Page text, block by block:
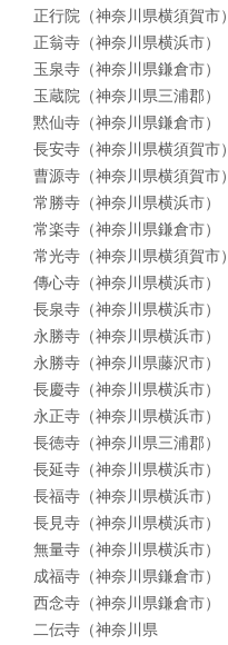
正行院（神奈川県横須賀市）
正翁寺（神奈川県横浜市）
玉泉寺（神奈川県鎌倉市）
玉蔵院（神奈川県三浦郡）
黙仙寺（神奈川県鎌倉市）
長安寺（神奈川県横須賀市）
曹源寺（神奈川県横須賀市）
常勝寺（神奈川県横浜市）
常楽寺（神奈川県鎌倉市）
常光寺（神奈川県横須賀市）
傳心寺（神奈川県横浜市）
長泉寺（神奈川県横浜市）
永勝寺（神奈川県横浜市）
永勝寺（神奈川県藤沢市）
長慶寺（神奈川県横浜市）
永正寺（神奈川県横浜市）
長徳寺（神奈川県三浦郡）
長延寺（神奈川県横浜市）
長福寺（神奈川県横浜市）
長見寺（神奈川県横浜市）
無量寺（神奈川県横浜市）
成福寺（神奈川県鎌倉市）
西念寺（神奈川県鎌倉市）
二伝寺（神奈川県